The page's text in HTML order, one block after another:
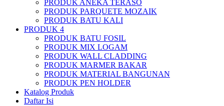
PRODUK ANEKA TERASO
PRODUK PARQUETE MOZAIK
PRODUK BATU KALI
PRODUK 4
PRODUK BATU FOSIL
PRODUK MIX LOGAM
PRODUK WALL CLADDING
PRODUK MARMER BAKAR
PRODUK MATERIAL BANGUNAN
PRODUK PEN HOLDER
Katalog Produk
Daftar Isi